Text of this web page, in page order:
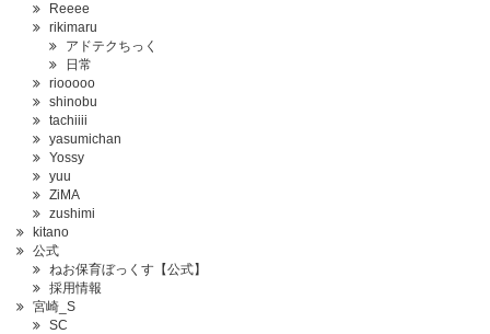
Reeee
rikimaru
アドテクちっく
日常
riooooo
shinobu
tachiiii
yasumichan
Yossy
yuu
ZiMA
zushimi
kitano
公式
ねお保育ぼっくす【公式】
採用情報
宮崎_S
SC